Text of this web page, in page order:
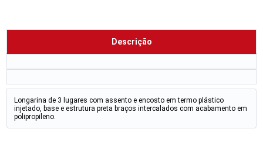
Descrição
Longarina de 3 lugares com assento e encosto em termo plástico
injetado, base e estrutura preta braços intercalados com acabamento em
polipropileno.